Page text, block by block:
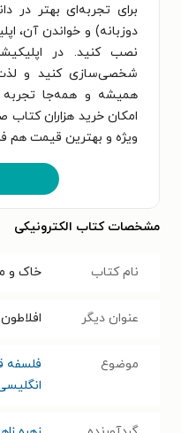
برای تجربه‌ای بهتر در
دوزبانه) و خواندن آن،
نصب کنید. در
شخصی‌سازی کنید و
همیشه و همه‌جا تجربه
امکان خرید هزاران
ویژه و بهترین قیمت هم
مشخصات کتاب الکترونیکی
نام کتاب خاک و
عنوان دیگر افلاطون
موضوع فلسفه